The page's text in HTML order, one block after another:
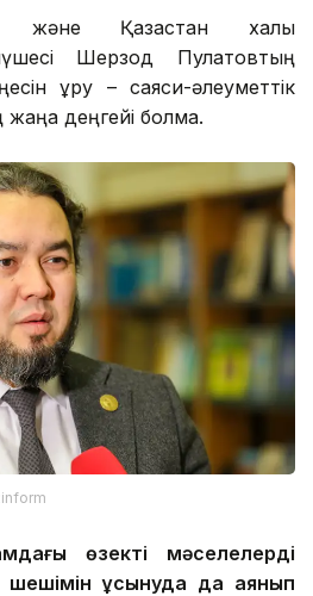
және Қазақстан халқы
Шерзод Пулатовтың
құру – саяси-әлеуметтік
деңгейі болмақ.
өзекті мәселелерді
шешімін ұсынуда да аянып